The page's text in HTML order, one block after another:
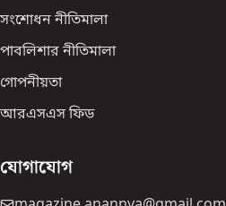
সংশোধন নীতিমালা
পাবলিশার নীতিমালা
গোপনীয়তা
আরএসএস ফিড
যোগাযোগ